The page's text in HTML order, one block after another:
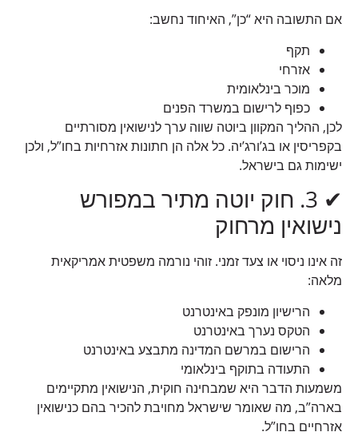
אם התשובה היא “כן”, האיחוד נחשב:
תקף
אזרחי
מוכר בינלאומית
כפוף לרישום במשרד הפנים
לכן, ההליך המקוון ביוטה שווה ערך לנישואין מסורתיים
בקפריסין או בג’ורג’יה. כל אלה הן חתונות אזרחיות בחו”ל, ולכן
ישימות גם בישראל.
✔ 3. חוק יוטה מתיר במפורש
נישואין מרחוק
זה אינו ניסוי או צעד זמני. זוהי נורמה משפטית אמריקאית
מלאה:
הרישיון מונפק באינטרנט
הטקס נערך באינטרנט
הרישום במרשם המדינה מתבצע באינטרנט
התעודה בתוקף בינלאומי
משמעות הדבר היא שמבחינה חוקית, הנישואין מתקיימים
בארה”ב, מה שאומר שישראל מחויבת להכיר בהם כנישואין
אזרחיים בחו”ל.